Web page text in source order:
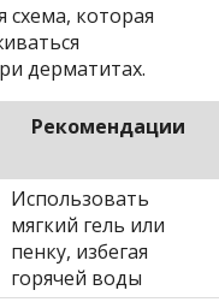
которая
дерматитах.
Рекомендации
Использовать
мягкий гель или
пенку, избегая
горячей воды